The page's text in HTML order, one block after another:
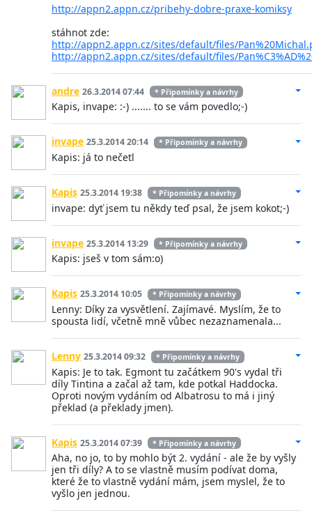
http://appn2.appn.cz/pribehy-dobre-praxe-komiksy
stáhnot zde:
http://appn2.appn.cz/sites/default/files/
http://appn2.appn.cz/sites/default/files/
andre 26.3.2014 07:44 * Připomínky a návrhy
Kapis, invape: :-) ....... to se vám povedlo;-)
invape 25.3.2014 20:14 * Připomínky a návrhy
Kapis: já to nečetl
Kapis 25.3.2014 19:38 * Připomínky a návrhy
invape: dyť jsem tu někdy teď psal, že jsem kokot;-)
invape 25.3.2014 13:29 * Připomínky a návrhy
Kapis: jseš v tom sám:o)
Kapis 25.3.2014 10:05 * Připomínky a návrhy
Lenny: Díky za vysvětlení. Zajímavé. Myslím, že to
spousta lidí, včetně mně vůbec nezaznamenala...
Lenny 25.3.2014 09:32 * Připomínky a návrhy
Kapis: Je to tak. Egmont tu začátkem 90's vydal tři
díly Tintina a začal až tam, kde potkal Haddocka.
Oproti novým vydáním od Albatrosu to má i jiný
překlad (a překlady jmen).
Kapis 25.3.2014 07:39 * Připomínky a návrhy
Aha, no jo, to by mohlo být 2. vydání - ale že by vyšly
jen tři díly? A to se vlastně musím podívat doma,
které že to vlastně vydání mám, jsem myslel, že to
vyšlo jen jednou.